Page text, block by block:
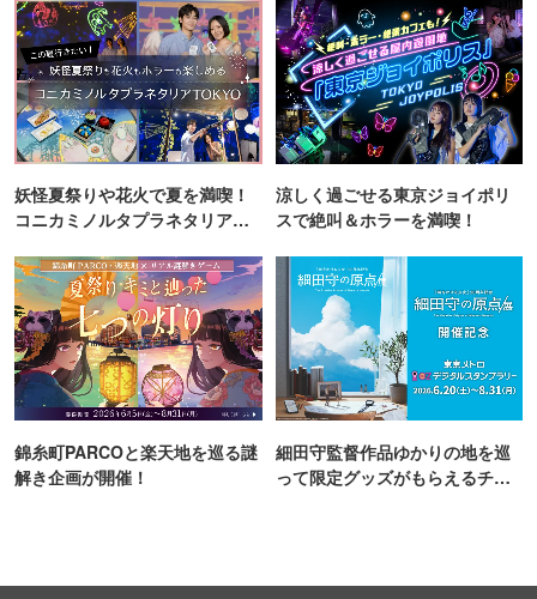
妖怪夏祭りや花火で夏を満喫！
コニカミノルタプラネタリア
涼しく過ごせる東京ジョイポリ
スで絶叫＆ホラーを満喫！
錦糸町PARCOと楽天地を巡る謎
解き企画が開催！
細田守監督作品ゆかりの地を巡
って限定グッズがもらえるチャ